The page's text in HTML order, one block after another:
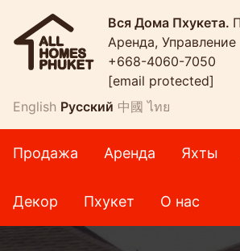
Вся Дома Пхукета.
Аренда, Управление
+668-4060-7050
[email protected]
English Русский 中國 ไทย
Продажа Аренда Яхты
Декор Пхукет О нас